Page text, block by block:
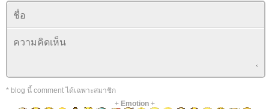
* blog นี้ comment ได้เฉพาะสมาชิก
+ Emotion+